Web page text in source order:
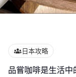
日本攻略
品嘗咖啡是生活